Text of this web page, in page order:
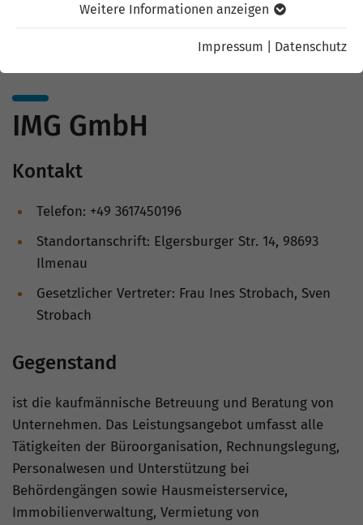
Weitere Informationen anzeigen
Impressum Datenschutz
IMG GmbH
Kontakt
Telefon: +49 3617450196
Standortanschrift: Elgersburger Str. 14, 98693
Ilmenau
Gesetzlicher Vertreter: Frau Ines Strobach, Sven
Strobach
Gegenstand
ist die kaufmännische Betreuung und Beratung von
Unternehmen. Das Leistungsangebot umfasst alle
Tätigkeiten der Büroorganisation, Rechnungslegung,
Personalwesen und Unterstützung bei
Behördengängen sowie Hausmeisterservice,
Immobilienverwaltung, Vermietung von